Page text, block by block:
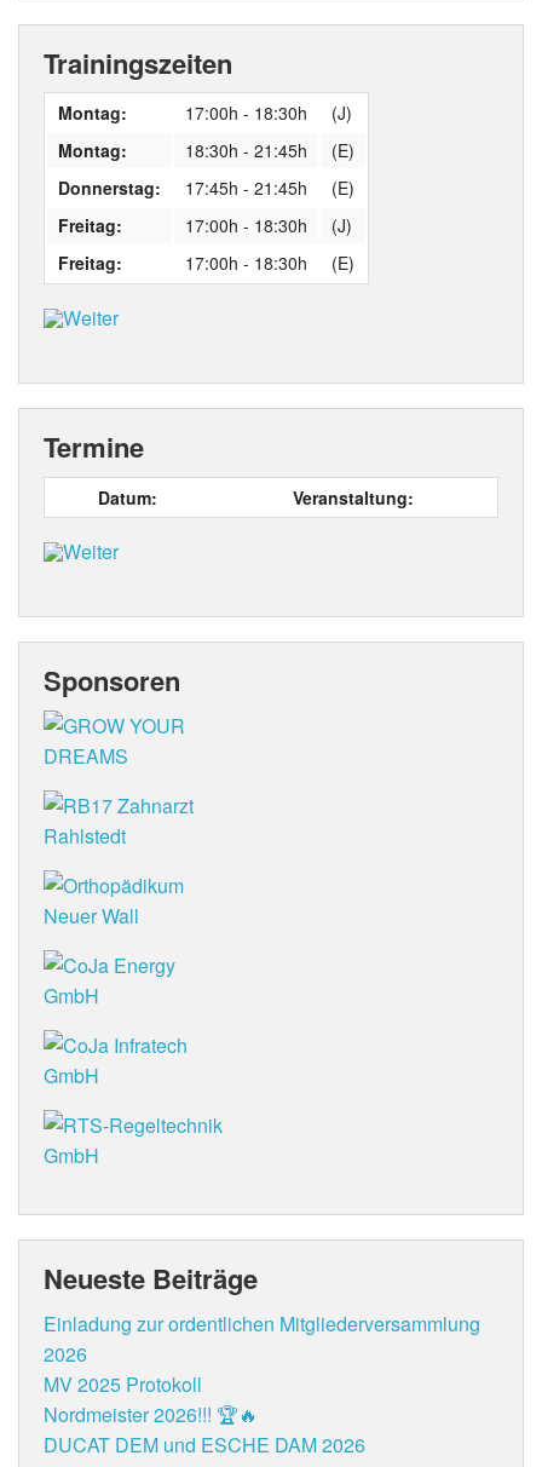
Trainingszeiten
Montag: 17:00h - 18:30h
(J)
Montag:
18:30h - 21:45h
(E)
Donnerstag:
17:45h - 21:45h
(E)
Freitag:
17:00h - 18:30h
(J)
Freitag:
17:00h - 18:30h (E)
Termine
Datum: Veranstaltung:
Sponsoren
Neueste Beiträge
Einladung zur ordentlichen Mitgliederversammlung
2026
MV 2025 Protokoll
Nordmeister 2026!!! 🏆🔥
DUCAT DEM und ESCHE DAM 2026